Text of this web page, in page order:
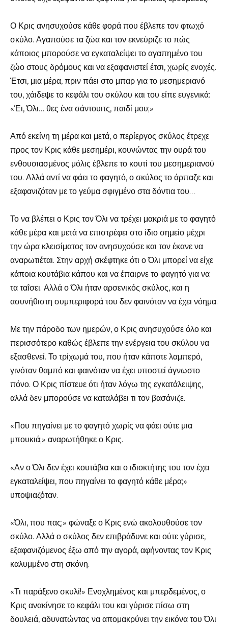
Ο Κρις ανησυχούσε κάθε φορά που έβλεπε τον φτωχό
σκύλο. Αγαπούσε τα ζώα και τον εκνεύριζε το πώς
κάποιος μπορούσε να εγκαταλείψει το αγαπημένο του
ζώο στους δρόμους και να εξαφανιστεί έτσι, χωρίς ενοχές.
Έτσι, μια μέρα, πριν πάει στο μπαρ για το μεσημεριανό
του, χάιδεψε το κεφάλι του σκύλου και του είπε ευγενικά:
«Έι, Όλι… θες ένα σάντουιτς, παιδί μου;»
Από εκείνη τη μέρα και μετά, ο περίεργος σκύλος έτρεχε
προς τον Κρις κάθε μεσημέρι, κουνώντας την ουρά του
ενθουσιασμένος μόλις έβλεπε το κουτί του μεσημεριανού
του. Αλλά αντί να φάει το φαγητό, ο σκύλος το άρπαζε και
εξαφανιζόταν με το γεύμα σφιγμένο στα δόντια του…
Το να βλέπει ο Κρις τον Όλι να τρέχει μακριά με το φαγητό
κάθε μέρα και μετά να επιστρέφει στο ίδιο σημείο μέχρι
την ώρα κλεισίματος τον ανησυχούσε και τον έκανε να
αναρωτιέται. Στην αρχή σκέφτηκε ότι ο Όλι μπορεί να είχε
κάποια κουτάβια κάπου και να έπαιρνε το φαγητό για να
τα ταΐσει. Αλλά ο Όλι ήταν αρσενικός σκύλος, και η
ασυνήθιστη συμπεριφορά του δεν φαινόταν να έχει νόημα.
Με την πάροδο των ημερών, ο Κρις ανησυχούσε όλο και
περισσότερο καθώς έβλεπε την ενέργεια του σκύλου να
εξασθενεί. Το τρίχωμά του, που ήταν κάποτε λαμπερό,
γινόταν θαμπό και φαινόταν να έχει υποστεί άγνωστο
πόνο. Ο Κρις πίστευε ότι ήταν λόγω της εγκατάλειψης,
αλλά δεν μπορούσε να καταλάβει τι τον βασάνιζε.
«Που πηγαίνει με το φαγητό χωρίς να φάει ούτε μια
μπουκιά;» αναρωτήθηκε ο Κρις.
«Αν ο Όλι δεν έχει κουτάβια και ο ιδιοκτήτης του τον έχει
εγκαταλείψει, που πηγαίνει το φαγητό κάθε μέρα;»
υποψιαζόταν.
«Όλι, που πας;» φώναξε ο Κρις ενώ ακολουθούσε τον
σκύλο. Αλλά ο σκύλος δεν επιβράδυνε και ούτε γύρισε,
εξαφανιζόμενος έξω από την αγορά, αφήνοντας τον Κρις
καλυμμένο στη σκόνη.
«Τι παράξενο σκυλί!» Ενοχλημένος και μπερδεμένος, ο
Κρις ανακίνησε το κεφάλι του και γύρισε πίσω στη
δουλειά, αδυνατώντας να απομακρύνει την εικόνα του Όλι